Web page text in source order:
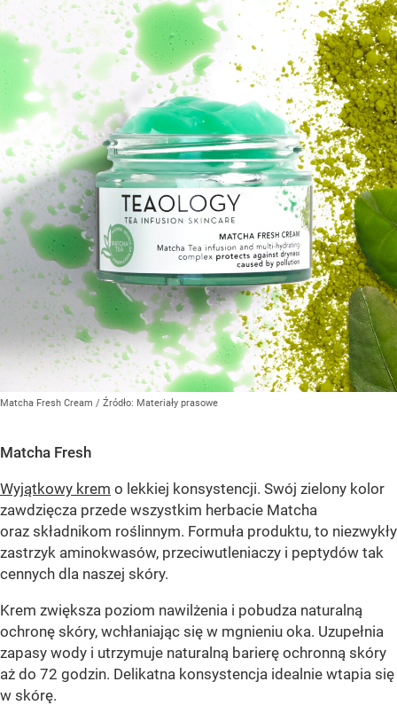
Matcha Fresh Cream / Źródło: Materiały prasowe
Matcha Fresh
Wyjątkowy krem o lekkiej konsystencji. Swój zielony kolor
zawdzięcza przede wszystkim herbacie Matcha
oraz składnikom roślinnym. Formuła produktu, to niezwykły
zastrzyk aminokwasów, przeciwutleniaczy i peptydów tak
cennych dla naszej skóry.
Krem zwiększa poziom nawilżenia i pobudza naturalną
ochronę skóry, wchłaniając się w mgnieniu oka. Uzupełnia
zapasy wody i utrzymuje naturalną barierę ochronną skóry
aż do 72 godzin. Delikatna konsystencja idealnie wtapia się
w skórę.